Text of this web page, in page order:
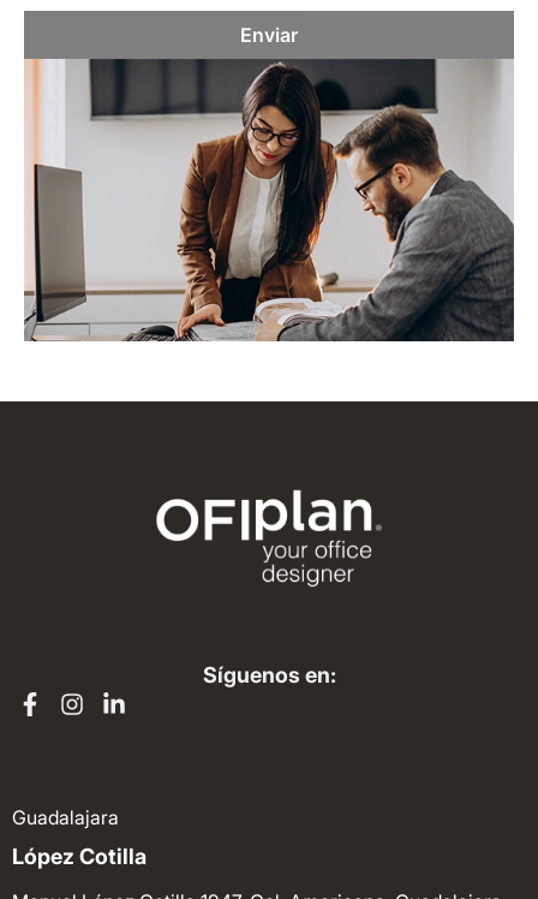
Enviar
Síguenos en:
Guadalajara
López Cotilla